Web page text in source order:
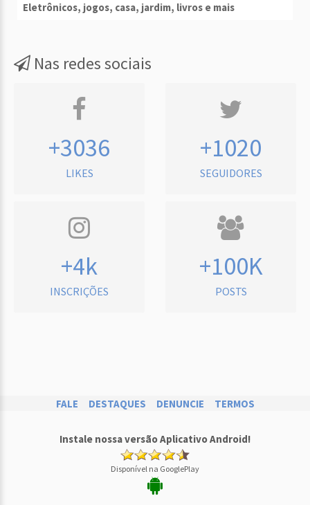
Eletrônicos, jogos, casa, jardim, livros e mais
Nas redes sociais
+3036
LIKES
+1020
SEGUIDORES
+4k
INSCRIÇÕES
+100K
POSTS
FALE DESTAQUES DENUNCIE TERMOS
Instale nossa versão Aplicativo Android!
Disponível na GooglePlay